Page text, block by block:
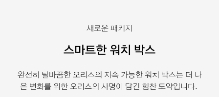
새로운 패키지
스마트한 워치 박스
완전히 탈바꿈한 오리스의 지속 가능한 워치 박스는 더 나
은 변화를 위한 오리스의 사명이 담긴 힘찬 도약입니다.